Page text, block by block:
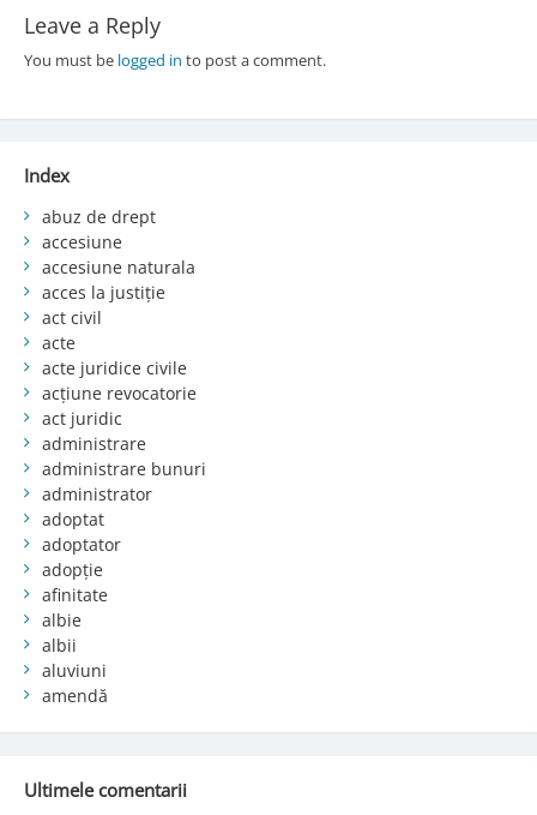
Leave a Reply
You must be logged in to post a comment.
Index
abuz de drept
accesiune
accesiune naturala
acces la justiție
act civil
acte
acte juridice civile
acțiune revocatorie
act juridic
administrare
administrare bunuri
administrator
adoptat
adoptator
adopție
afinitate
albie
albii
aluviuni
amendă
Ultimele comentarii